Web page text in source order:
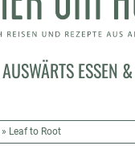
AUSWÄRTS ESSEN
» Leaf to Root